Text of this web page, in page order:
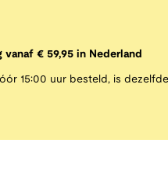
vanaf € 59,95 in Nederland
15:00 uur besteld, is